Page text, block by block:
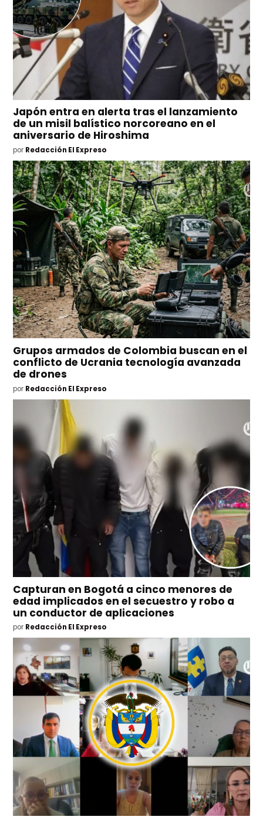
Japón entra en alerta tras el lanzamiento
de un misil balístico norcoreano en el
aniversario de Hiroshima
por Redacción El Expreso
Grupos armados de Colombia buscan en el
conflicto de Ucrania tecnología avanzada
de drones
por Redacción El Expreso
Capturan en Bogotá a cinco menores de
edad implicados en el secuestro y robo a
un conductor de aplicaciones
por Redacción El Expreso